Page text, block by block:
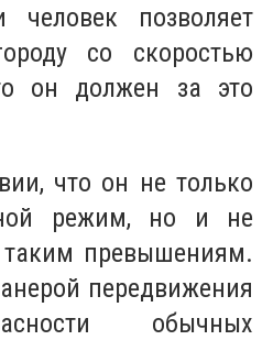
человек позволяет
со скоростью
он должен за это
что он не только
режим, но и не
превышениям.
передвижения
обычных